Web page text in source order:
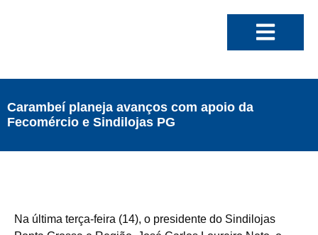
Carambeí planeja avanços com apoio da
Fecomércio e Sindilojas PG
Na última terça-feira (14), o presidente do Sindilojas